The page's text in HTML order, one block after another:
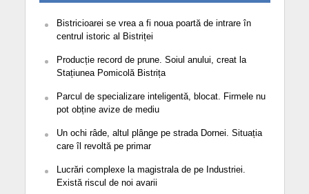
Bistricioarei se vrea a fi noua poartă de intrare în
centrul istoric al Bistriței
Producție record de prune. Soiul anului, creat la
Stațiunea Pomicolă Bistrița
Parcul de specializare inteligentă, blocat. Firmele nu
pot obține avize de mediu
Un ochi râde, altul plânge pe strada Dornei. Situația
care îl revoltă pe primar
Lucrări complexe la magistrala de pe Industriei.
Există riscul de noi avarii